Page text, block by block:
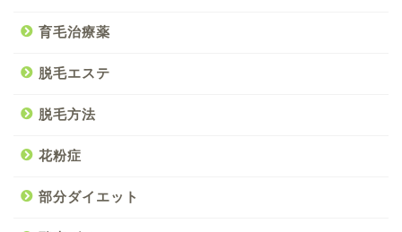
育毛治療薬
脱毛エステ
脱毛方法
花粉症
部分ダイエット